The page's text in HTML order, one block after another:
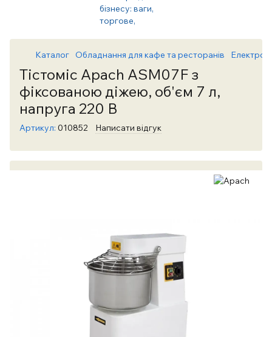
Каталог Обладнання для кафе та ресторанів
Тістоміс Apach ASM07F з
фіксованою діжею, об'єм 7 л,
напруга 220 В
Артикул: 010852 Написати відгук